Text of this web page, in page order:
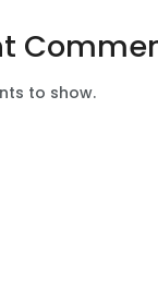
to show.